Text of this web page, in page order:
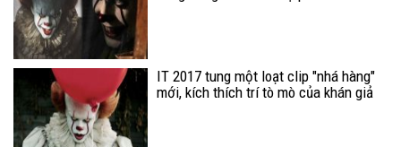
IT 2017 tung một loạt clip "nhá hàng"
mới, kích thích trí tò mò của khán giả